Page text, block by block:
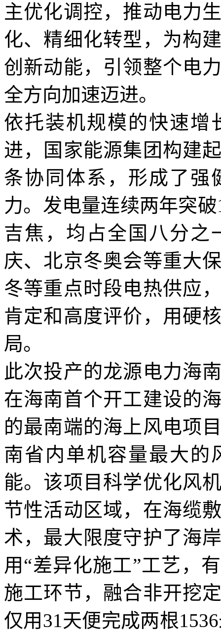
主优化调控，推动电力
化、精细化转型，为构
创新动能，引领整个电
全方向加速迈进。
依托装机规模的快速增
进，国家能源集团构建
条协同体系，形成了强
力。发电量连续两年突
吉焦，均占全国八分之
庆、北京冬奥会等重大
冬等重点时段电热供应
肯定和高度评价，用硬
局。
此次投产的龙源电力海
在海南首个开工建设的
的最南端的海上风电项
南省内单机容量最大的
能。该项目科学优化风
节性活动区域，在海缆
术，最大限度守护了海
用“差异化施工”工艺，
施工环节，融合非开挖
仅用31天便完成两根